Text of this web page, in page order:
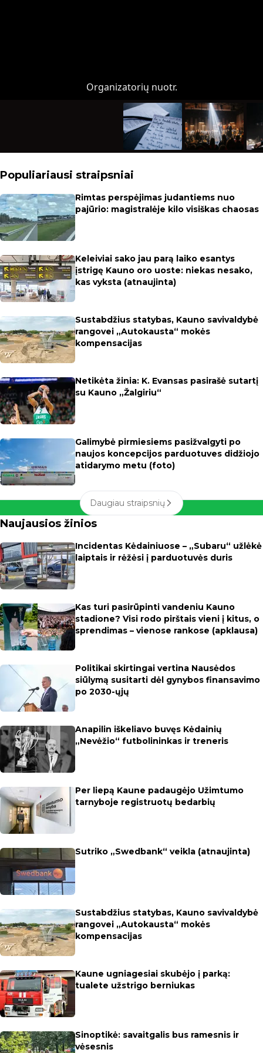
Organizatorių nuotr.
Populiariausi straipsniai
Rimtas perspėjimas judantiems nuo
pajūrio: magistralėje kilo visiškas chaosas
Keleiviai sako jau parą laiko esantys
įstrigę Kauno oro uoste: niekas nesako,
kas vyksta (atnaujinta)
Sustabdžius statybas, Kauno savivaldybė
rangovei „Autokausta“ mokės
kompensacijas
Netikėta žinia: K. Evansas pasirašė sutartį
su Kauno „Žalgiriu“
Galimybė pirmiesiems pasižvalgyti po
naujos koncepcijos parduotuves didžiojo
atidarymo metu (foto)
Daugiau straipsnių
Naujausios žinios
Incidentas Kėdainiuose – „Subaru“ užlėkė
laiptais ir rėžėsi į parduotuvės duris
Kas turi pasirūpinti vandeniu Kauno
stadione? Visi rodo pirštais vieni į kitus, o
sprendimas – vienose rankose (apklausa)
Politikai skirtingai vertina Nausėdos
siūlymą susitarti dėl gynybos finansavimo
po 2030-ųjų
Anapilin iškeliavo buvęs Kėdainių
„Nevėžio“ futbolininkas ir treneris
Per liepą Kaune padaugėjo Užimtumo
tarnyboje registruotų bedarbių
Sutriko „Swedbank“ veikla (atnaujinta)
Sustabdžius statybas, Kauno savivaldybė
rangovei „Autokausta“ mokės
kompensacijas
Kaune ugniagesiai skubėjo į parką:
tualete užstrigo berniukas
Sinoptikė: savaitgalis bus ramesnis ir
vėsesnis